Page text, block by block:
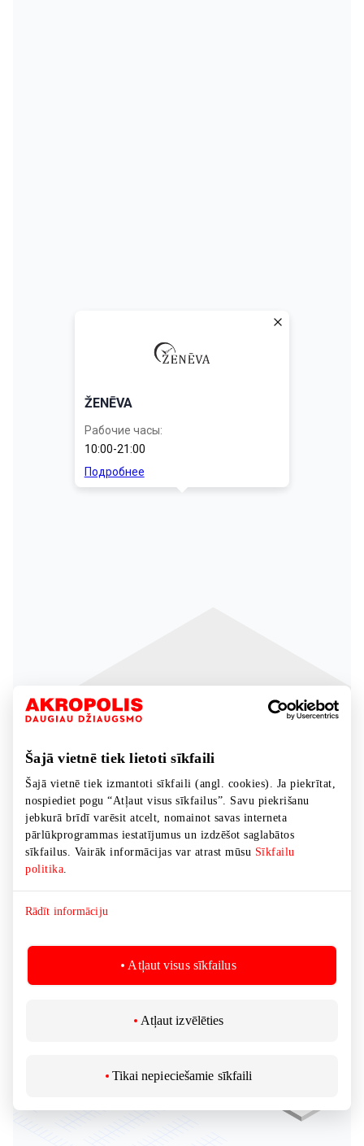
Šajā vietnē tiek lietoti sīkfaili
Šajā vietnē tiek izmantoti sīkfaili (angl. cookies). Ja piekrītat,
nospiediet pogu “Atļaut visus sīkfailus”. Savu piekrišanu
jebkurā brīdī varēsit atcelt, nomainot savas interneta
pārlūkprogrammas iestatījumus un izdzēšot saglabātos
sīkfailus. Vairāk informācijas var atrast mūsu Sīkfailu
politika
Rādīt informāciju
Atļaut visus sīkfailus
Atļaut izvēlēties
Tikai nepieciešamie sīkfaili